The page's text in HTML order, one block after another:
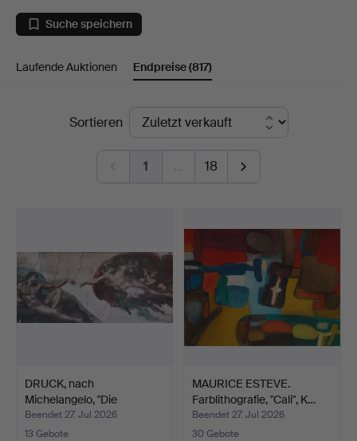
Auktionsmagasinet
Vänersborg
Suche speichern
Laufende Auktionen Endpreise(817)
EndpreiseSortieren
1 … 18
DRUCK, nach
Michelangelo, "Die
Erschaffung…
Beendet 27. Jul 2026
13 Gebote
MAURICE ESTEVE.
Farblithografie, "Cali", K…
Beendet 27. Jul 2026
30 Gebote